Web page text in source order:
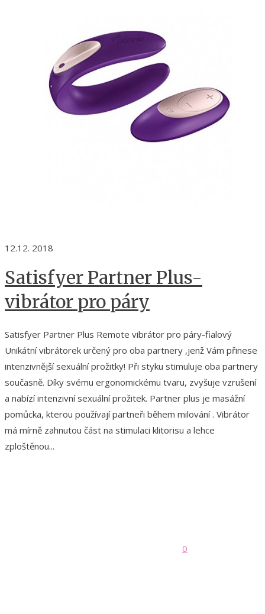
12.12. 2018
Satisfyer Partner Plus-
vibrátor pro páry
Satisfyer Partner Plus Remote vibrátor pro páry-fialový
Unikátní vibrátorek určený pro oba partnery ,jenž Vám přinese
intenzivnější sexuální prožitky! Při styku stimuluje oba partnery
současně. Díky svému ergonomickému tvaru, zvyšuje vzrušení
a nabízí intenzivní sexuální prožitek. Partner plus je masážní
pomůcka, kterou používají partneři během milování . Vibrátor
má mírně zahnutou část na stimulaci klitorisu a lehce
zploštěnou...
0